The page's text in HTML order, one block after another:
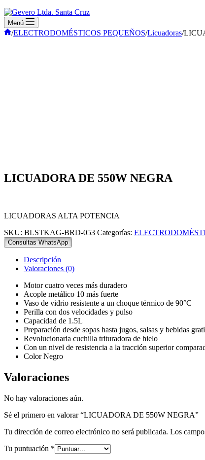
Menú
Inicio
/ELECTRODOMÉSTICOS PEQUEÑOS/Licuadoras/
LICUADORA DE 550W NEGRA
LICUADORAS ALTA POTENCIA
SKU: BLSTKAG-BRD-053 Categorías:
Consultas WhatsApp
Descripción
Valoraciones (0)
Motor cuatro veces más duradero
Acople metálico 10 más fuerte
Vaso de vidrio resistente a un choque térmico de 90°C
Perilla con dos velocidades y pulso
Capacidad de 1.5L
Preparación desde sopas hasta jugos, salsas y bebidas
Revolucionaria cuchilla trituradora de hielo
Con un nivel de resistencia a la tracción superior
Color Negro
Valoraciones
No hay valoraciones aún.
Sé el primero en valorar “LICUADORA DE 550W NEGRA”
Tu dirección de correo electrónico no será publicada. Los
Tu puntuación *